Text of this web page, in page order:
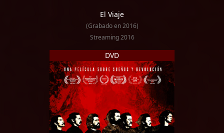
El Viaje
(Grabado en 2016)
Streaming 2016
DVD